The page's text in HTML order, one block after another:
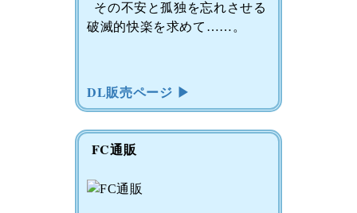
その不安と孤独を忘れさせる
破滅的快楽を求めて……。
DL販売ページ ▶
FC通販